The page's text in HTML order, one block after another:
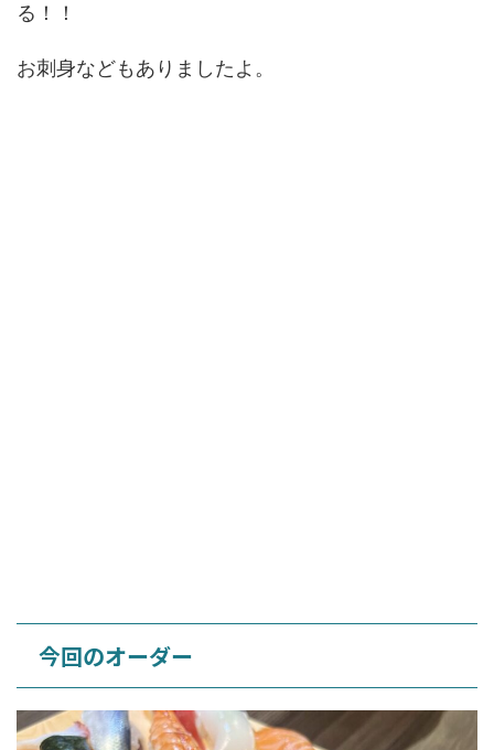
る！！
お刺身などもありましたよ。
今回のオーダー